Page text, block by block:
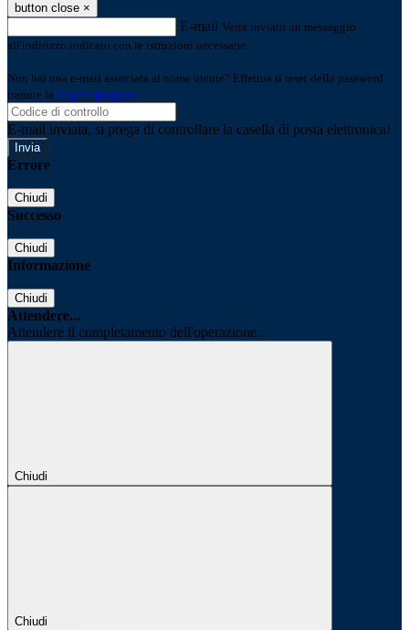
button close ×
E-mail Verrà inviato un messaggio
all'indirizzo indicato con le istruzioni necessarie.
Non hai una e-mail associata al nome utente? Effettua il reset della password
tramite la Login Spaggiari
E-mail inviata, si prega di controllare la casella di posta elettronica!
Errore
Chiudi
Successo
Chiudi
Informazione
Chiudi
Attendere...
Attendere il completamento dell'operazione...
Chiudi
Chiudi